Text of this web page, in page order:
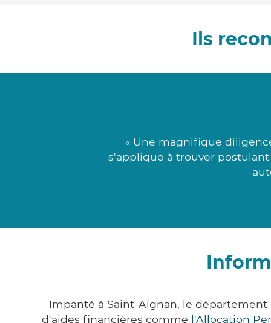
Ils
« Une magnifique
s'applique à trouver
Impanté à Saint-Aignan, le
d'aides financières comme l'Allocation